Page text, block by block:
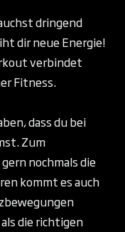
dringend
dir neue Energie!
verbindet
Fitness.
dass du bei
Zum
nochmals die
kommt es auch
die richtigen